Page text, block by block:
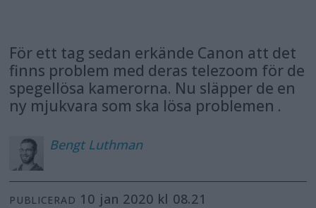
För ett tag sedan erkände Canon att det
finns problem med deras telezoom för de
spegellösa kamerorna. Nu släpper de en
ny mjukvara som ska lösa problemen .
Bengt Luthman
PUBLICERAD 10 jan 2020 kl 08.21